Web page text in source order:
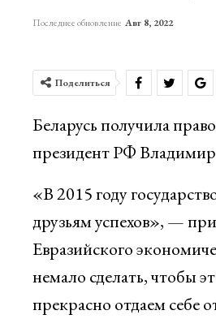
Последнее обновление Авг 8, 2022
Поделиться
Беларусь получила
президент РФ
«В 2015 году
друзьям успехов», —
Евразийского
немало сделать, чтобы
прекрасно отдаем себе